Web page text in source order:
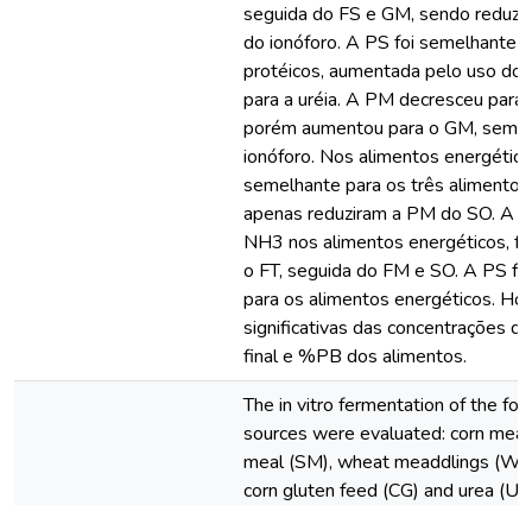
seguida do FS e GM, sendo
do ionóforo. A PS foi semelhante
protéicos, aumentada pelo uso do
para a uréia. A PM decresceu para
porém aumentou para o GM, sem
ionóforo. Nos alimentos
semelhante para os três
apenas reduziram a PM do SO. A
NH3 nos alimentos energéticos,
o FT, seguida do FM e SO. A PS
para os alimentos energéticos.
significativas das concentrações
final e %PB dos alimentos.
The in vitro fermentation of the
sources were evaluated: corn
meal (SM), wheat meaddlings
corn gluten feed (CG) and urea